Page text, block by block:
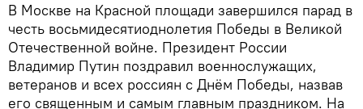
В Москве на Красной площади завершился парад в
честь восьмидесятиоднолетия Победы в Великой
Отечественной войне. Президент России
Владимир Путин поздравил военнослужащих,
ветеранов и всех россиян с Днём Победы, назвав
его священным и самым главным праздником. На